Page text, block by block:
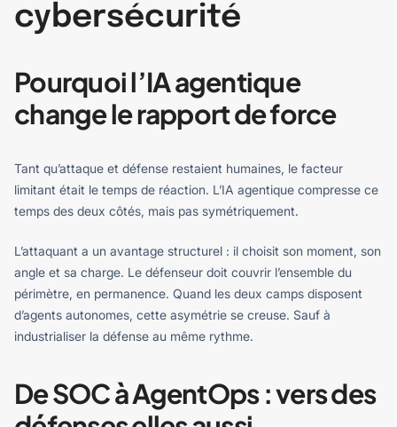
cybersécurité
Pourquoi l’IA agentique
change le rapport de force
Tant qu’attaque et défense restaient humaines, le facteur
limitant était le temps de réaction. L’IA agentique compresse ce
temps des deux côtés, mais pas symétriquement.
L’attaquant a un avantage structurel : il choisit son moment, son
angle et sa charge. Le défenseur doit couvrir l’ensemble du
périmètre, en permanence. Quand les deux camps disposent
d’agents autonomes, cette asymétrie se creuse. Sauf à
industrialiser la défense au même rythme.
De SOC à AgentOps : vers des